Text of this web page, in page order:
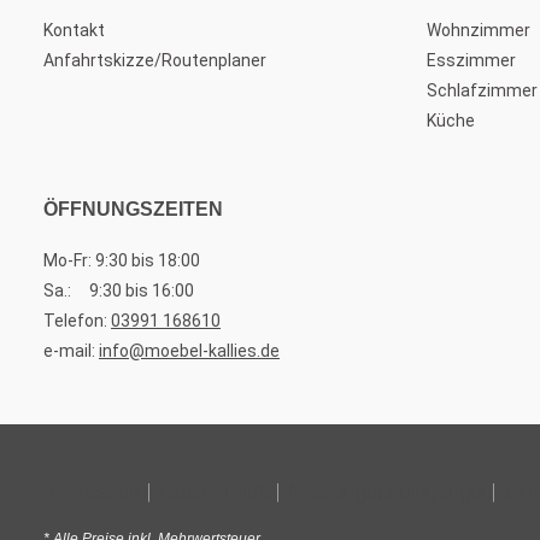
Kontakt
Anfahrtskizze/Routenplaner
Wohnzimmer
Esszimmer
Schlafzimmer
Küche
ÖFFNUNGSZEITEN
Mo-Fr: 9:30 bis 18:00
Sa.: 9:30 bis 16:00
Telefon: 03991 168610
e-mail: info@moebel-kallies.de